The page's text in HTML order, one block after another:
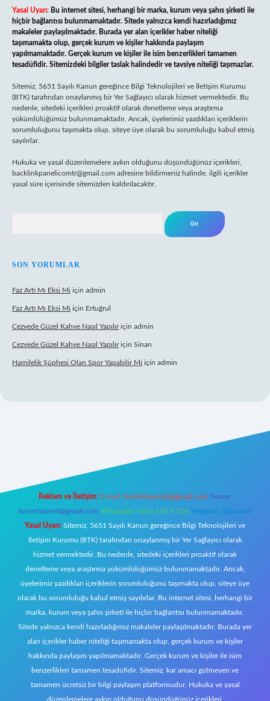
Yasal Uyarı: Bu internet sitesi, herhangi bir marka, kurum veya şahıs şirketi ile
hiçbir bağlantısı bulunmamaktadır. Sitede yalnızca kendi hazırladığımız
makaleler paylaşılmaktadır. Burada yer alan içerikler haber niteliği
taşımamakta olup, gerçek kurum ve kişiler hakkında paylaşım
yapılmamaktadır. Gerçek kurum ve kişiler ile isim benzerlikleri tamamen
tesadüfidir. Sitemizdeki bilgiler taslak halindedir ve tavsiye niteliği taşımazlar.
Sitemiz, 5651 Sayılı Kanun gereğince Bilgi Teknolojileri ve İletişim Kurumu
(BTK) tarafından onaylanmış bir Yer Sağlayıcı olarak hizmet vermektedir. Bu
nedenle, sitedeki içerikleri proaktif olarak denetleme veya araştırma
yükümlülüğümüz bulunmamaktadır. Ancak, üyelerimiz yazdıkları içeriklerin
sorumluluğunu taşımakta olup, siteye üye olarak bu sorumluluğu kabul etmiş
sayılırlar.
Hukuka ve yasal düzenlemelere aykırı olduğunu düşündüğünüz içerikleri,
backlinkpanelicomtr@gmail.com adresine bildirmeniz halinde, ilgili içerikler
yasal süre içerisinde sitemizden kaldırılacaktır.
SON YORUMLAR
Faz Artı Mı Eksi Mi için admin
Faz Artı Mı Eksi Mi için Ertuğrul
Cezvede Güzel Kahve Nasıl Yapılıriçin admin
Cezvede Güzel Kahve Nasıl Yapılıriçin Sinan
Hamilelik Şüphesi Olan Spor Yapabilir Mi için admin
betexper.xyz
Reklam ve İletişim: E-mail: backlinkpaneli@gmail.com Teams:
forumhizmeti@gmail.com Whatsapp: 0262 606 0 726 Telegram: @karabul
Yasal Uyarı: Sitemiz, 5651 Sayılı Kanun gereğince Bilgi Teknolojileri ve
İletişim Kurumu (BTK) tarafından onaylanmış bir Yer Sağlayıcı olarak
hizmet vermektedir. Bu nedenle, sitedeki içerikleri proaktif olarak
denetleme veya araştırma yükümlülüğümüz bulunmamaktadır. Ancak,
üyelerimiz yazdıkları içeriklerin sorumluluğunu taşımakta olup, siteye üye
olarak bu sorumluluğu kabul etmiş sayılırlar. Bu internet sitesi, herhangi bir
marka, kurum veya şahıs şirketi ile hiçbir bağlantısı bulunmamaktadır.
Sitede yalnızca kendi hazırladığımız makaleler paylaşılmaktadır. Burada yer
alan içerikler haber niteliği taşımamakta olup, gerçek kurum ve kişiler
hakkında paylaşım yapılmamaktadır. Gerçek kurum ve kişiler ile isim
benzerlikleri tamamen tesadüfidir. Sitemiz, kar amacı gütmeyen ve
tamamen ücretsiz bir bilgi paylaşım platformudur. Hukuka ve yasal
düzenlemelere aykırı olduğunu düşündüğünüz içerikleri,